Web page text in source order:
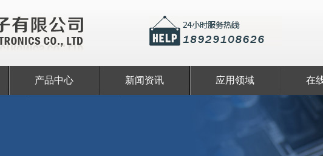
产品中心 新闻资讯 应用领域 在